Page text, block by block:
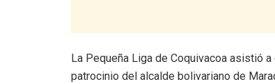
La Pequeña Liga de Coquivacoa asistió
patrocinio del alcalde bolivariano de